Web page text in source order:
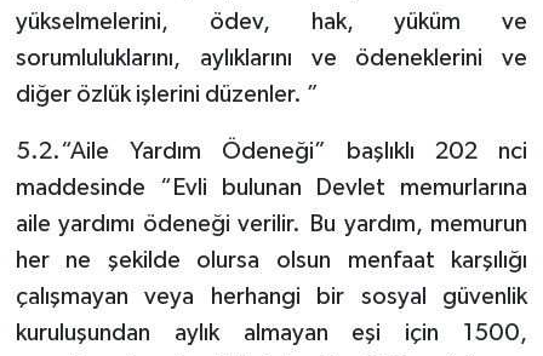
yükselmelerini, ödev, hak, yüküm ve
sorumluluklarını, aylıklarını ve ödeneklerini ve
diğer özlük işlerini düzenler. ”
5.2.“Aile Yardım Ödeneği” başlıklı 202 nci
maddesinde “Evli bulunan Devlet memurlarına
aile yardımı ödeneği verilir. Bu yardım, memurun
her ne şekilde olursa olsun menfaat karşılığı
çalışmayan veya herhangi bir sosyal güvenlik
kuruluşundan aylık almayan eşi için 1500,